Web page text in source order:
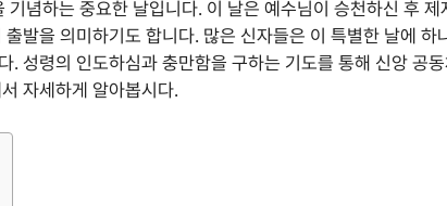
념하는 중요한 날입니다. 이 날은 예수님이 승천하신 후 제
발을 의미하기도 합니다. 많은 신자들은 이 특별한 날에 하
. 성령의 인도하심과 충만함을 구하는 기도를 통해 신앙 공
자세하게 알아봅시다.